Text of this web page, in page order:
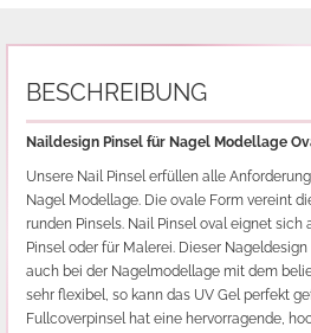
BESCHREIBUNG
Naildesign Pinsel für Nagel Modellage
Unsere Nail Pinsel erfüllen alle
Nagel Modellage. Die ovale Form vereint
runden Pinsels. Nail Pinsel oval eignet sich
Pinsel oder für Malerei. Dieser
auch bei der Nagelmodellage mit dem
sehr flexibel, so kann das UV Gel perfekt
Fullcoverpinsel hat eine hervorragende,